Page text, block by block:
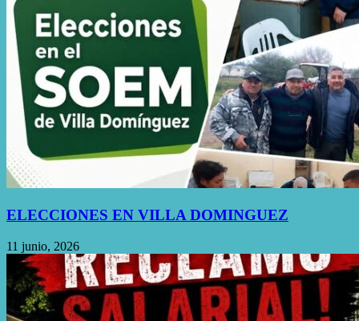
ELECCIONES EN VILLA DOMINGUEZ
11 junio, 2026